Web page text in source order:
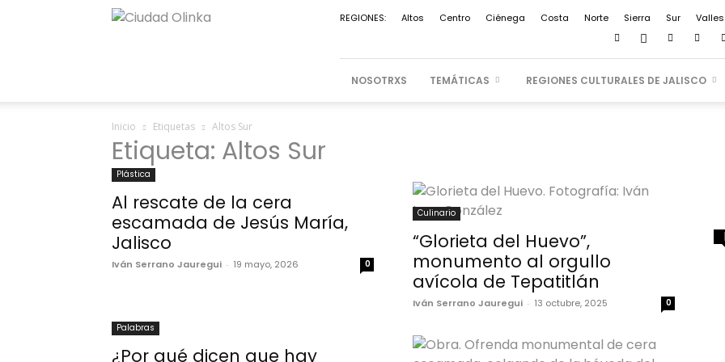
Ciudad
REGIONES: Altos Centro Ciénega Costa Norte Sierra Sur Valles
NOSOTRXS TEMÁTICAS REGIONES CULTURALES DE JALISCO
Inicio Etiquetas Altos Sur
Etiqueta: Altos Sur
Plástica
Al rescate de la cera
escamada de Jesús María,
Jalisco
Iván Serrano Jauregui - 19 mayo, 2026 0
Culinario
“Glorieta del Huevo”,
monumento al orgullo
avícola de Tepatitlán
Iván Serrano Jauregui - 13 octubre, 2025 0
Palabras
¿Por qué dicen que hay